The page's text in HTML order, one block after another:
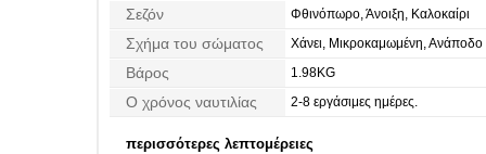
Σεζόν Φθινόπωρο, Άνοιξη, Καλοκαίρι
Σχήμα του σώματος Χάνει, Μικροκαμωμένη, Ανάποδο
Βάρος 1.98KG
Ο χρόνος ναυτιλίας 2-8 εργάσιμες ημέρες.
περισσότερες λεπτομέρειες